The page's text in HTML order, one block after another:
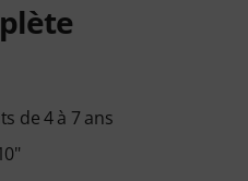
Que vous débutiez ou
de 4 à 7 ans